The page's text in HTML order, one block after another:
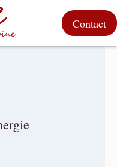
Contact